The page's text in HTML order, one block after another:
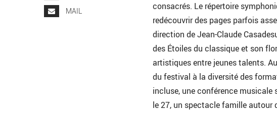
MAIL
consacrés. Le répertoire
redécouvrir des pages parfois
direction de Jean-Claude
des Étoiles du classique et son
artistiques entre jeunes talents.
du festival à la diversité des
incluse, une conférence musicale
le 27, un spectacle famille autour